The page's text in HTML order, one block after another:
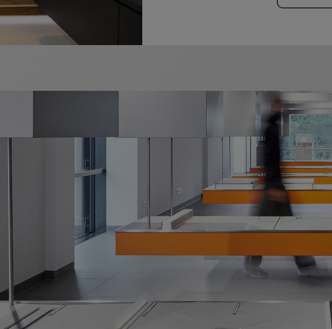
de manière durable et, le cas échéant, contrecarrer une
LINE-F/-VS/-VOS).
(voir fiche produit 6.1) ou DITRA-HEAT sans câble.
fiche produit 14.1) permettent de réaliser facilement les liaisons
avec le sol ou les murs. L'étanchéité des murs adjacents doit
KERDI-BOARD (voir fiche produit 12.1).
4109, VDI 4100, ÖNORM B 8115-2 et SIA 181, les dalles
testées avec KERDI-LINE-H 40 et -H 50, aux exigences
Pour plus d'informations, veuillez consulter la base de